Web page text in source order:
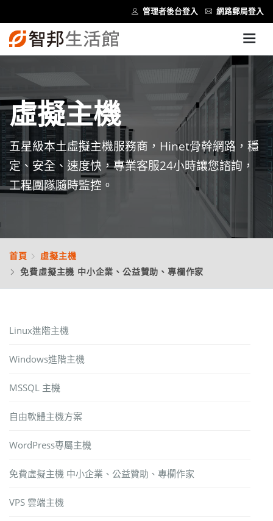
管理者後台登入 網路郵局登入
虛擬主機
五星級本土虛擬主機服務商，Hinet骨幹網路，穩
定、安全、速度快，專業客服24小時讓您諮詢，
工程團隊隨時監控。
首頁
虛擬主機
免費虛擬主機 中小企業、公益贊助、專欄作家
Linux進階主機
Windows進階主機
MSSQL 主機
自由軟體主機方案
WordPress專屬主機
免費虛擬主機 中小企業、公益贊助、專欄作家
VPS 雲端主機